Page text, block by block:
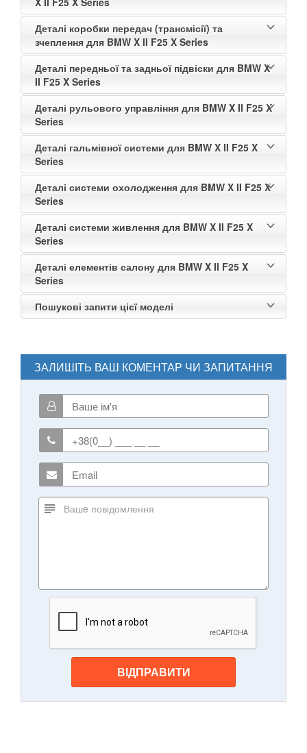
Деталі коробки передач (трансмісії) та
зчеплення для BMW X II F25 X Series
Деталі передньої та задньої підвіски для BMW X
II F25 X Series
Деталі рульового управління для BMW X II F25 X
Series
Деталі гальмівної системи для BMW X II F25 X
Series
Деталі системи охолодження для BMW X II F25 X
Series
Деталі системи живлення для BMW X II F25 X
Series
Деталі елементів салону для BMW X II F25 X
Series
Пошукові запити цієї моделі
ЗАЛИШІТЬ ВАШ КОМЕНТАР ЧИ ЗАПИТАННЯ
ВІДПРАВИТИ